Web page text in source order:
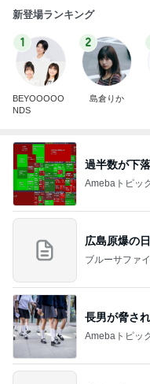
新登場ランキング
1
BEYOOOOO
NDS
2
島倉りか
過半数が下
Amebaトピッ
広島原爆の
ブルーサファ
長男が脅さ
Amebaトピッ